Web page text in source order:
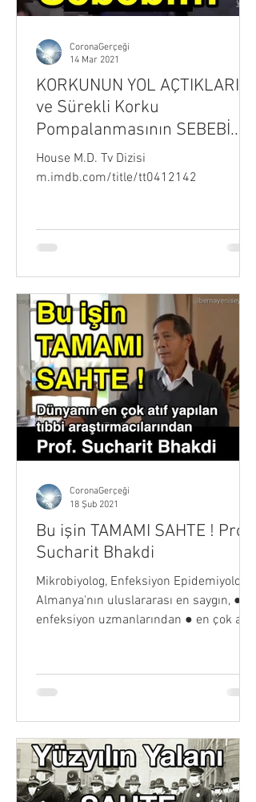
KORKUNUN YOL AÇTIKLARI
ve Sürekli Korku
Pompalanmasının SEBEBİ...
House M.D. Tv Dizisi
m.imdb.com/title/tt0412142
CoronaGerçeği
14 Mar 2021
Bu işin TAMAMI SAHTE ! Prof.
Sucharit Bhakdi
Mikrobiyolog, Enfeksiyon Epidemiyoloğu
Almanya'nın uluslararası en saygın, ●
enfeksiyon uzmanlarından ● en çok atıf
CoronaGerçeği
18 Şub 2021